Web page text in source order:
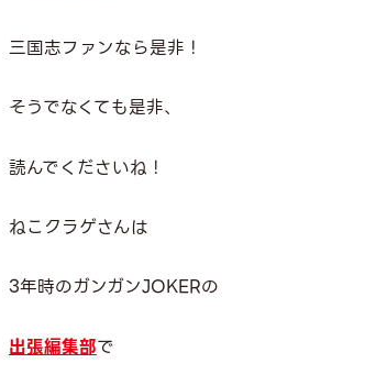
三国志ファンなら是非！
そうでなくても是非、
読んでくださいね！
ねこクラゲさんは
3年時のガンガンJOKERの
出張編集部で